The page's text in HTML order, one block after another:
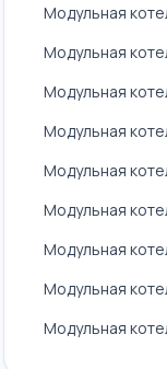
Модульная
Модульная
Модульная
Модульная
Модульная
Модульная
Модульная
Модульная
Модульная